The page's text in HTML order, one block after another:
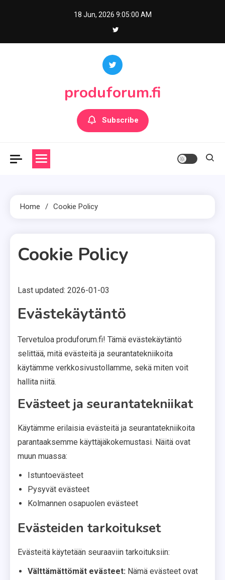
18 Jun, 2026 9:05:00 AM
produforum.fi
Subscribe
Home Cookie Policy
Cookie Policy
1 MIN READ
Last updated: 2026-01-03
Evästekäytäntö
Tervetuloa produforum.fi! Tämä evästekäytäntö
selittää, mitä evästeitä ja seurantatekniikoita
käytämme verkkosivustollamme, sekä miten voit
hallita niitä.
Evästeet ja seurantatekniikat
Käytämme erilaisia evästeitä ja seurantatekniikoita
parantaaksemme käyttäjäkokemustasi. Näitä ovat
muun muassa:
Istuntoevästeet
Pysyvät evästeet
Kolmannen osapuolen evästeet
Evästeiden tarkoitukset
Evästeitä käytetään seuraaviin tarkoituksiin:
Välttämättömät evästeet: Nämä evästeet ovat